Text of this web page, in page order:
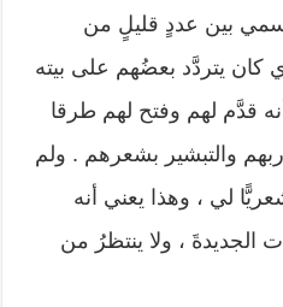
بين عددٍ قليلٍ من
كان يتردَّد بعضُهم على بيته
قدَّم لهم وفتح لهم طرقا
والتبشير بشعرهم . ولم
لي ، وهذا يعني أنه
الجديدةَ ، ولا ينتظرُ من